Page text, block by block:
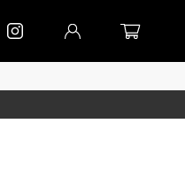
到着｜2026AW「マガジン」